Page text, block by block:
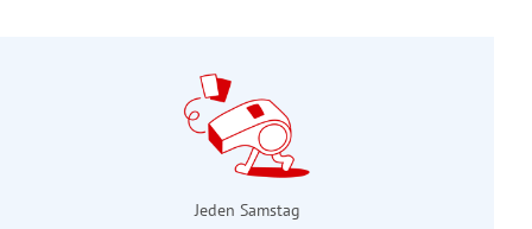
Jeden Samstag